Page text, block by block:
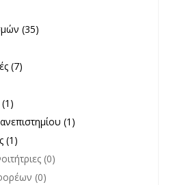
filter
filter
(35)
filter
(7)
filter
Πανεπιστημίου filter
(1)
filter
(1)
(0)
(0)